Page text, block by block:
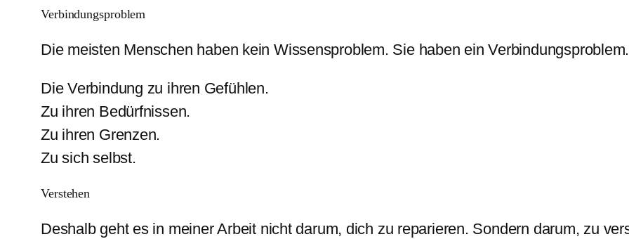
Verbindungsproblem
Die meisten Menschen haben kein Wissensproblem. Sie haben ein Verbindungsproblem.
Die Verbindung zu ihren Gefühlen.
Zu ihren Bedürfnissen.
Zu ihren Grenzen.
Zu sich selbst.
Verstehen
Deshalb geht es in meiner Arbeit nicht darum, dich zu reparieren. Sondern darum, zu